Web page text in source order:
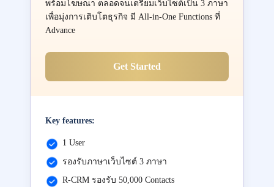
พร้อมโฆษณา ตลอดจนเตรียมเว็บไซต์เป็น 3 ภาษา
เพื่อมุ่งการเติบโตธุรกิจ มี All-in-One Functions ที่
Advance
Get Started
Key features:
1 User
รองรับภาษาเว็บไซต์ 3 ภาษา
R-CRM รองรับ 50,000 Contacts